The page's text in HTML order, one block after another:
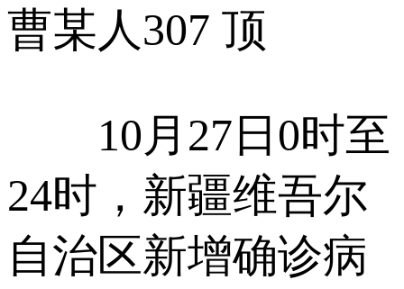
曹某人307 顶
10月27日0时至
24时，新疆维吾尔
自治区新增确诊病